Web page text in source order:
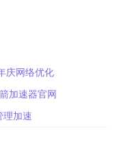
庆网络优化
加速器官网
理加速